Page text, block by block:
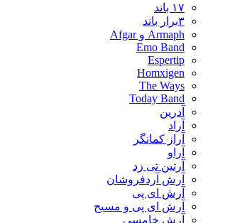
۱۷ باند
۳برار باند
Armaph و Afgar
Emo Band
Espertip
Homxigen
The Ways
Today Band
آدرین
آراد
آراز کمانگر
آراو
آرتین تی زد
آرش آردفروشان
آرش ای پی
آرش ای پی و مسیح
آرش خامسی